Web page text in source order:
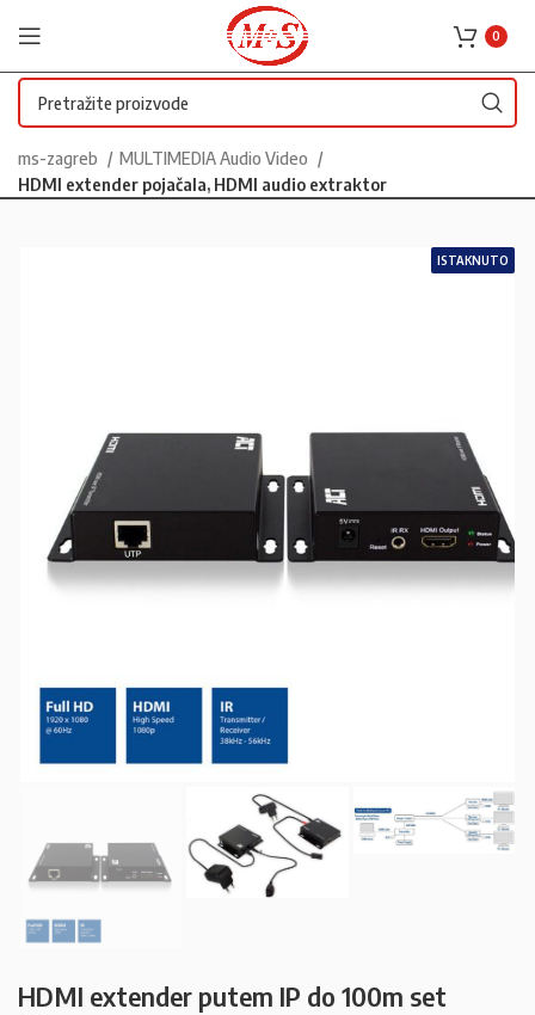
0
ms-zagreb
MULTIMEDIA Audio Video
HDMI extender pojačala, HDMI audio extraktor
ISTAKNUTO
HDMI extender putem IP do 100m set